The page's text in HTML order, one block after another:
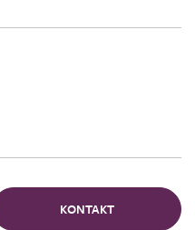
KONTAKT